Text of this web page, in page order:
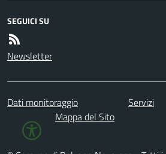
SEGUICI SU
Newsletter
Dati monitoraggio Servizi
Mappa del Sito